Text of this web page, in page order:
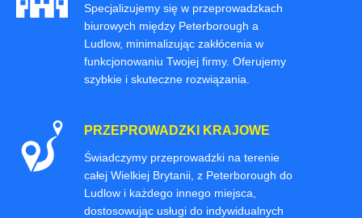
Specjalizujemy się w przeprowadzkach
biurowych między Peterborough a
Ludlow, minimalizując zakłócenia w
funkcjonowaniu Twojej firmy. Oferujemy
szybkie i skuteczne rozwiązania.
PRZEPROWADZKI KRAJOWE
Świadczymy przeprowadzki na terenie
całej Wielkiej Brytanii, z Peterborough do
Ludlow i każdego innego miejsca,
dostosowując usługi do indywidualnych